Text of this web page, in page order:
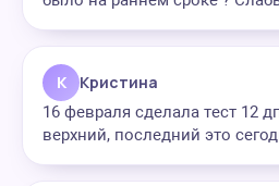
К Кристина
16 февраля сделала тест 12
верхний, последний это